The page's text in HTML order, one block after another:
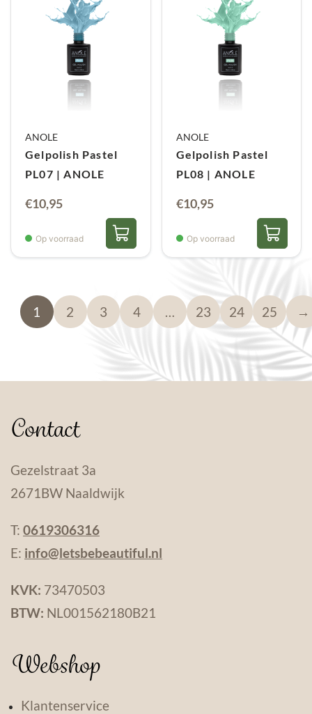
ANOLE
Gelpolish Pastel
PL07 | ANOLE
€10,95
Op voorraad
ANOLE
Gelpolish Pastel
PL08 | ANOLE
€10,95
Op voorraad
1 2 3 4 … 23 24 25 →
Contact
Gezelstraat 3a
2671BW Naaldwijk
T: 0619306316
E: info@letsbebeautiful.nl
KVK: 73470503
BTW: NL001562180B21
Webshop
Klantenservice